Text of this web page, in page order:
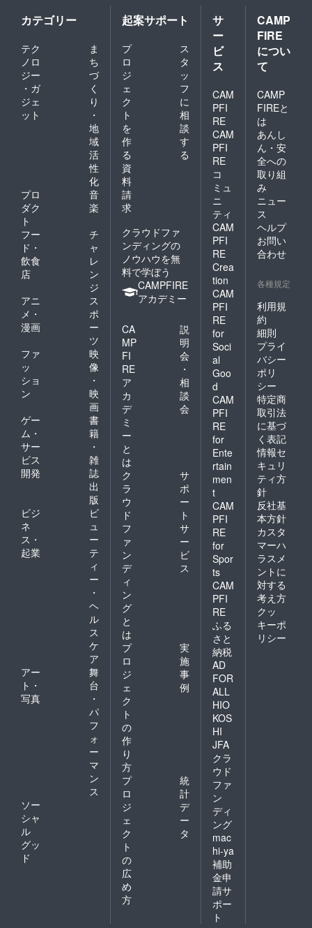
せん)を
ご自宅
へ郵送
させて
いただ
きま
定オリ
ジナル
ネーム
プレー
ト 当日
に受付
で、お
渡しい
たしま
す。 会
場にお
越しに
なれな
い場合
は、リ
送と一
送りい
たしま
す。 ※
備考欄
へ記載
希望の
お名前
（ニッ
クネー
ム）を
ご記入
くださ
い。 ※
お名前
（ニッ
クネー
ム可）
は、6文
字まで
お願い
いたし
ます。
※特殊文
字・記
号は使
用でき
ませ
ん。 ※
集合写
真のデ
ザイン
は会場
カテゴリー
テク
ノロ
ジー
・ガ
ジェ
ット
ま
ち
づ
く
り
・
地
域
活
性
化
プロ
ダク
ト
音
楽
フー
ド・
飲食
店
チ
ャ
レ
ン
ジ
アニ
メ・
漫画
ス
ポ
ー
ツ
ファ
ッ
ショ
ン
映
像
・
映
画
ゲー
ム・
サー
ビス
開発
書
籍
・
雑
誌
出
版
ビジ
ネ
ス・
起業
ビ
ュ
ー
テ
ィ
ー
・
ヘ
ル
ス
ケ
ア
アー
ト・
写真
舞
台
・
パ
フ
ォ
ー
マ
ン
ス
ソー
シャ
ル
グッ
ド
起案サポート
プ
ロ
ジ
ェ
ク
ト
を
作
る
ス
タ
ッ
フ
に
相
談
す
る
資
料
請
求
クラウドファ
ンディングの
ノウハウを無
料で学ぼう
CAMPFIRE
アカデミー
CA
MP
FI
RE
ア
カ
デ
ミ
ー
と
は
説
明
会
・
相
談
会
ク
ラ
ウ
ド
フ
ァ
ン
デ
ィ
ン
グ
と
は
サ
ポ
ー
ト
サ
ー
ビ
ス
プ
ロ
ジ
ェ
ク
ト
の
作
り
方
実
施
事
例
プ
ロ
ジ
ェ
ク
ト
の
広
め
方
統
計
デ
ー
タ
サ
ー
ビ
ス
CAM
PFI
RE
CAM
PFI
RE
コ
ミュ
ニ
ティ
CAM
PFI
RE
Crea
tion
CAM
PFI
RE
for
Soci
al
Goo
d
CAM
PFI
RE
for
Ente
rtain
men
t
CAM
PFI
RE
for
Spor
ts
CAM
PFI
RE
ふる
さと
納税
AD
FOR
ALL
HIO
KOS
HI
JFA
クラ
ウド
ファ
ン
ディ
ング
mac
hi-ya
補助
金申
請サ
ポー
ト
CAMP
FIRE
につい
て
CAMP
FIREと
は
あんし
ん・安
全への
取り組
み
ニュー
ス
ヘルプ
お問い
合わせ
各種規定
利用規
約
細則
プライ
バシー
ポリ
シー
特定商
取引法
に基づ
く表記
情報セ
キュリ
ティ方
針
反社基
本方針
カスタ
マーハ
ラスメ
ントに
対する
考え方
クッ
キーポ
リシー